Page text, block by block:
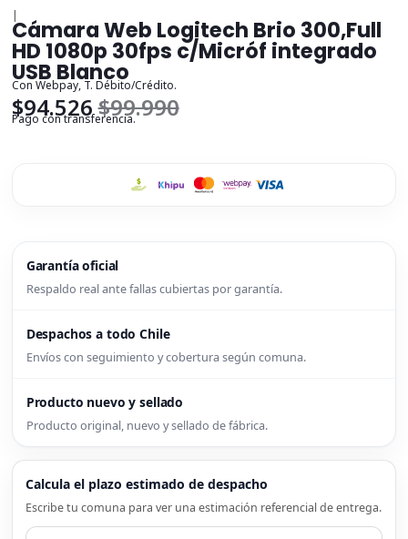
|
Cámara Web Logitech Brio 300,Full
HD 1080p 30fps c/Micróf integrado
USB Blanco
Con Webpay, T. Débito/Crédito.
$94.526$99.990
Pago con transferencia.
Garantía oficial
Respaldo real ante fallas cubiertas por garantía.
Despachos a todo Chile
Envíos con seguimiento y cobertura según comuna.
Producto nuevo y sellado
Producto original, nuevo y sellado de fábrica.
Calcula el plazo estimado de despacho
Escribe tu comuna para ver una estimación referencial de entrega.